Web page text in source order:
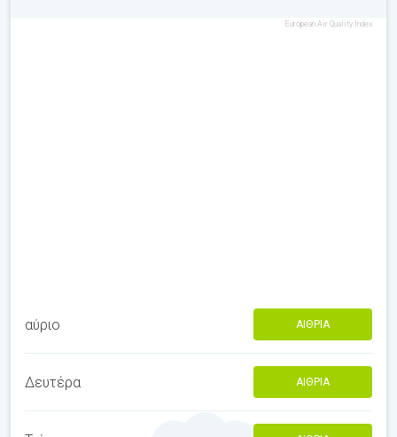
European Air Quality Index
αύριο ΑΊΘΡΙΑ
Δευτέρα ΑΊΘΡΙΑ